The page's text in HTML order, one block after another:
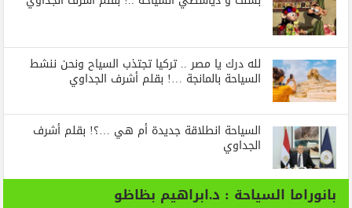
لله درك يا مصر .. تركيا تجتذب السياح ونحن ننشط
السياحة بالمانجة …! بقلم أشرف الجداوي
السياحة انطلاقة جديدة أم هي …؟! بقلم أشرف
الجداوي
بانوراما السياحة : د.ابراهيم بظاظو